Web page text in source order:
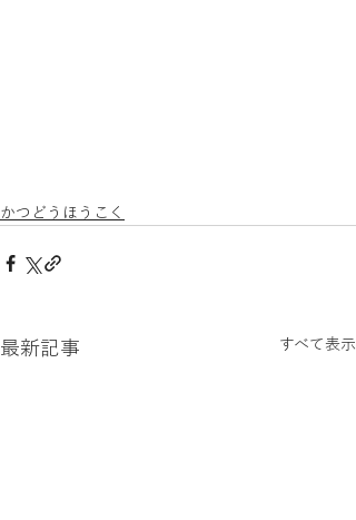
かつどうほうこく
最新記事 すべて表示